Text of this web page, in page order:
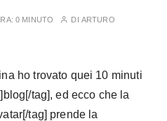
0 MINUTO DI ARTURO
ho trovato quei 10 minuti
tag], ed ecco che la
tag] prende la